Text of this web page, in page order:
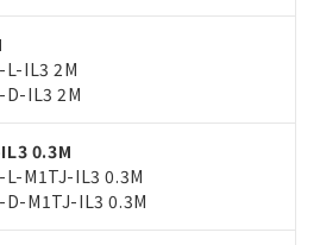
L-IL3 2M
D-IL3 2M
0.3M
M1TJ-IL3 0.3M
M1TJ-IL3 0.3M